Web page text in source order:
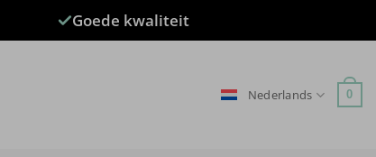
Goede kwaliteit
Nederlands 0